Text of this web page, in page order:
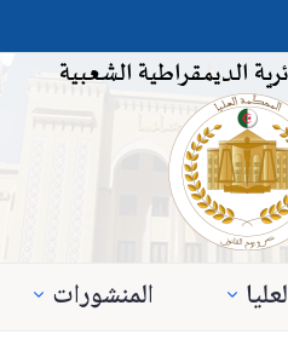
الديمقراطية الشعبية
المنشورات